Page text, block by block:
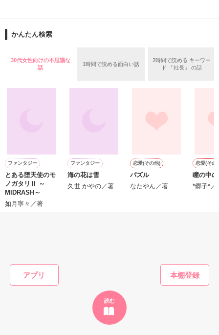
アプリ
読む
俺達は、生きる為に人を殺す。
ガチャで自分を強くする。
殺されないように。
を、僕は信じていなかった。
父と別れた母に連れられ、祖母の家で暮らし始めた六歳の夏。
ってほしかった」と繰り返す祖母。
かんたん検索
30代女性向けの不思議な
話
1時間で読める面白い話
2時間で読める キーワー
ド 「社長」 の話
ファンタジー
とある堕天使のモ
ノガタリⅡ ～
MIDRASH～
如月寧々／著
ファンタジー
海の花は雪
久世 かやの／著
恋愛(その他)
パズル
なたやん／著
恋愛(その
瞳の中
*郷子*／